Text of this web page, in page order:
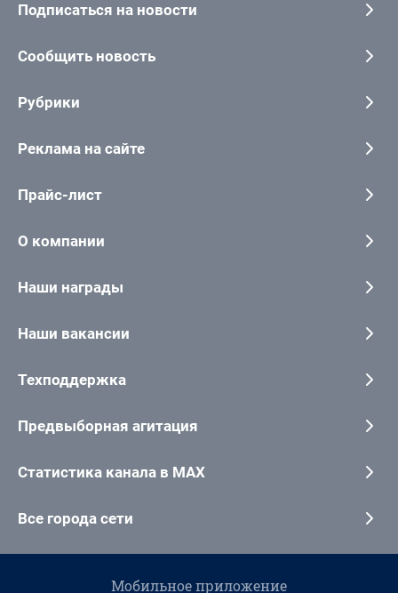
Подписаться на новости
Сообщить новость
Рубрики
Реклама на сайте
Прайс-лист
О компании
Наши награды
Наши вакансии
Техподдержка
Предвыборная агитация
Статистика канала в MAX
Все города сети
Мобильное приложение